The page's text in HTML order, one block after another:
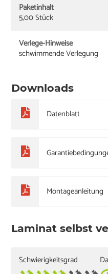
Paketinhalt
5,00 Stück
Verlege-Hinweise
schwimmende Verlegung
Downloads
Datenblatt
Montageanleitung
Laminat selbst
Schwierigkeitsgrad